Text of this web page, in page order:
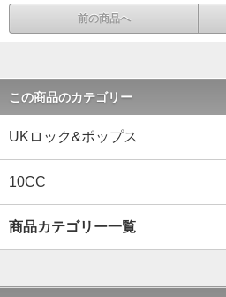
前の商品へ
この商品のカテゴリー
UKロック&ポップス
10CC
商品カテゴリー一覧